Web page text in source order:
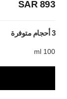
893 SAR
3 أحجام متوفرة
100 ml